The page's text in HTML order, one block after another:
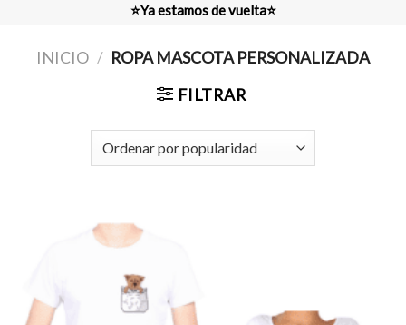
⭐Ya estamos de vuelta⭐
INICIO / ROPA MASCOTA PERSONALIZADA
FILTRAR